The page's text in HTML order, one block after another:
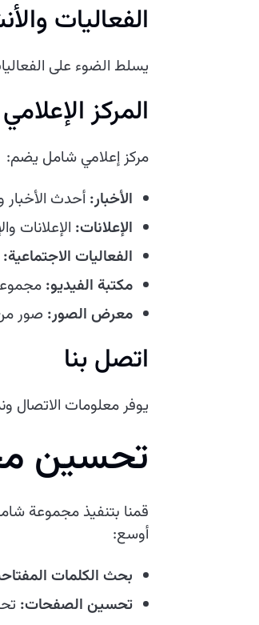
الفعاليات
يسلط الضوء على
المركز الإعلامي
مركز إعلامي شامل يضم:
الأخبار:أحدث الأخبار
الإعلانات: الإعلانات
الفعاليات الاجتماعية:
مكتبة الفيديو:
معرض الصور: صور
اتصل بنا
يوفر معلومات الاتصال
تحسين
قمنا بتنفيذ مجموعة
أوسع:
بحث الكلمات
تحسين الصفحات: